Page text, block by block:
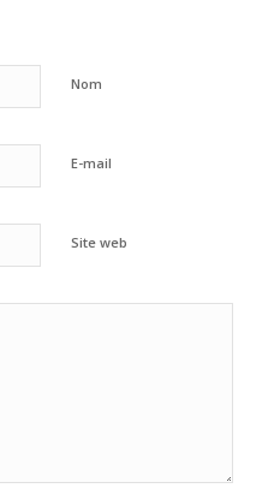
Nom
E-mail
Site web